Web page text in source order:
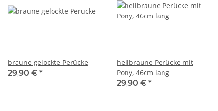
braune gelockte Perücke
29,90 € *
hellbraune Perücke mit
Pony, 46cm lang
29,90 € *